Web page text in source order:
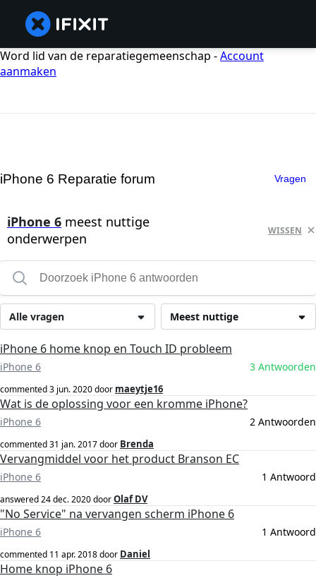
Word lid van de reparatiegemeenschap -Account
aanmaken
iPhone 6 Reparatie forum Vragen
iPhone 6 meest nuttige
onderwerpen
WISSEN
Meest nuttige
Alle vragen
iPhone 6 home knop en Touch ID probleem
iPhone 6 3 Antwoorden
commented3 jun. 2020door maeytje16
Wat is de oplossing voor een kromme iPhone?
iPhone 6 2 Antwoorden
commented31 jan. 2017door Brenda
Vervangmiddel voor het product Branson EC
iPhone 6 1 Antwoord
answered24 dec. 2020doorOlaf DV
"No Service" na vervangen scherm iPhone 6
iPhone 6 1 Antwoord
commented 11 apr. 2018door Daniel
Home knop iPhone 6